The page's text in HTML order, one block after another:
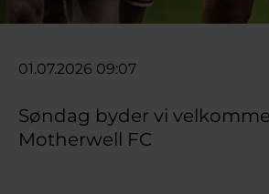
01.07.2026 09:07
Søndag byder vi
Motherwell FC